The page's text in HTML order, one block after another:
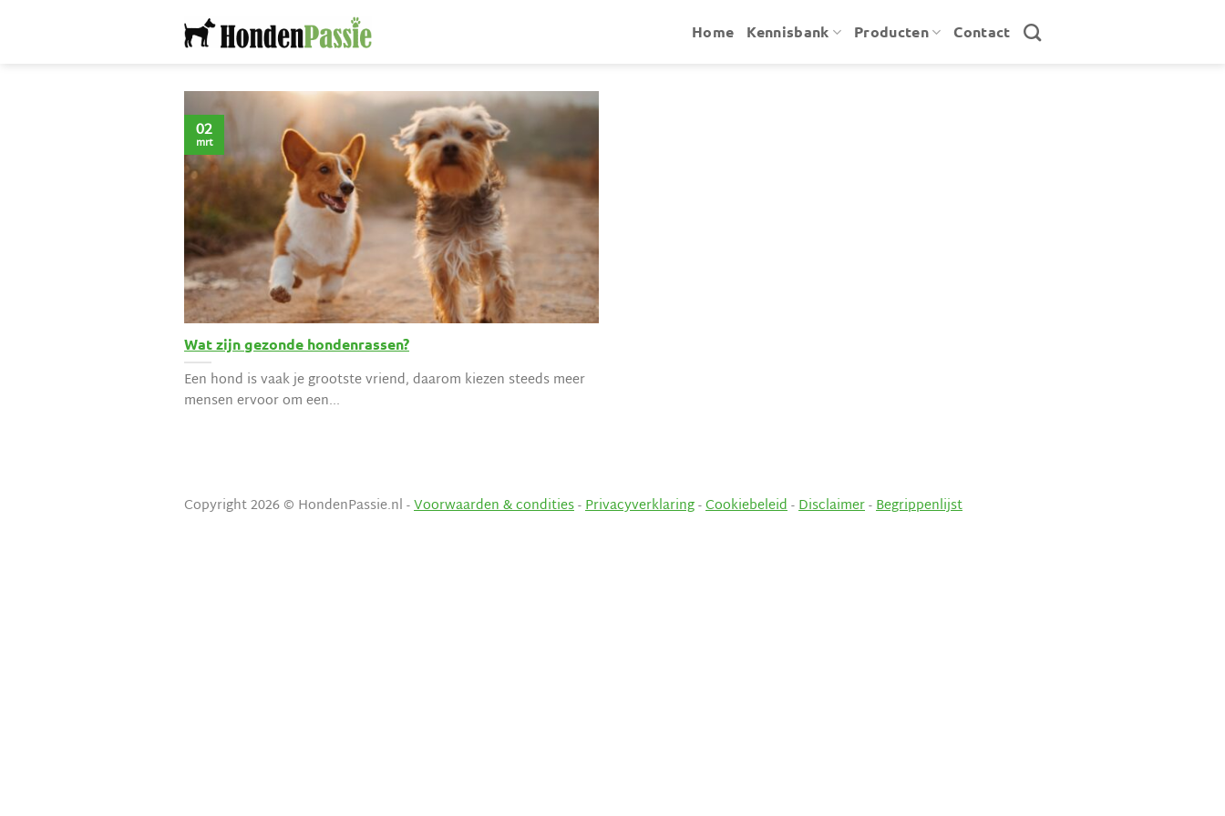
Home Kennisbank Producten Contact
Wat zijn gezonde hondenrassen?
Een hond is vaak je grootste vriend, daarom kiezen steeds meer
mensen ervoor om een...
02
mrt
Copyright 2026 © HondenPassie.nl -Voorwaarden & condities-Privacyverklaring-Cookiebeleid-Disclaimer-Begrippenlijst